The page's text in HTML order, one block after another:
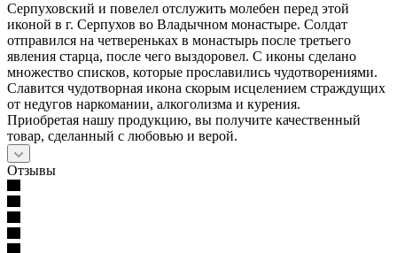
Серпуховский и повелел отслужить молебен перед этой
иконой в г. Серпухов во Владычном монастыре. Солдат
отправился на четвереньках в монастырь после третьего
явления старца, после чего выздоровел. С иконы сделано
множество списков, которые прославились чудотворениями.
Славится чудотворная икона скорым исцелением страждущих
от недугов наркомании, алкоголизма и курения.
Приобретая нашу продукцию, вы получите качественный
товар, сделанный с любовью и верой.
Отзывы